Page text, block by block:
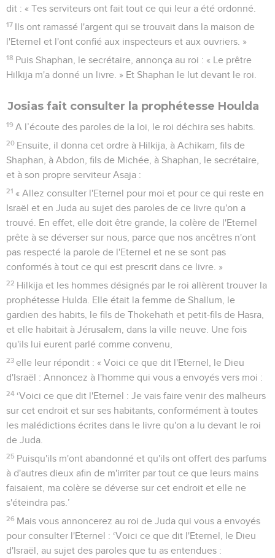
Israélites qui se trouvaient là et les habitants de Jérusalem.
19
Ce fut la dix-huitième année du règne de Josias que cette
Pâque fut célébrée.
Fin du règne de Josias
l'Eternel, Néco, le roi d'Egypte, monta pour combattre à
Karkemish, vers l'Euphrate. Josias marcha à sa rencontre,
21 et Néco lui envoya des messagers pour dire : « Que me
veux-tu, roi de Juda ? Ce n'est pas contre toi que je viens
aujourd'hui, c'est contre une dynastie avec laquelle je suis
en guerre. Dieu m'a dit de me dépêcher. Ne t'oppose pas à
Dieu, puisqu’il est avec moi, de peur qu'il ne te détruise. »
Mais Josias ne s’écarta pas de son chemin et il se déguisa
pour l'attaquer, sans écouter les paroles de Néco, qui
venaient pourtant de Dieu. Il s'avança pour combattre dans la
vallée de Meguiddo.
23 Les archers tirèrent sur le roi Josias et le roi dit à ses
serviteurs : « Emmenez-moi, car je suis gravement blessé. »
24 Ses serviteurs le retirèrent du char pour le faire monter sur
son deuxième char et l'amenèrent à Jérusalem. Il mourut et
fut enterré dans le tombeau de ses ancêtres. Tout Juda et
Jérusalem pleurèrent Josias.
25 Jérémie fit une complainte sur lui ; tous les chanteurs et
toutes les chanteuses ont parlé de lui dans leurs complaintes
jusqu'à aujourd’hui, et ils en ont fait une prescription pour
Israël. Ces chants sont écrits dans les Complaintes.
26 Le reste des actes de Josias et sa piété conforme à ce qui
est prescrit dans la loi de l'Eternel,
27
ses actes, des premiers aux derniers, cela est décrit dans
les annales des rois d'Israël et de Juda.
2 Chroniques